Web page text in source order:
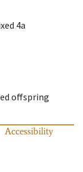
4a
offspring
Accessibility